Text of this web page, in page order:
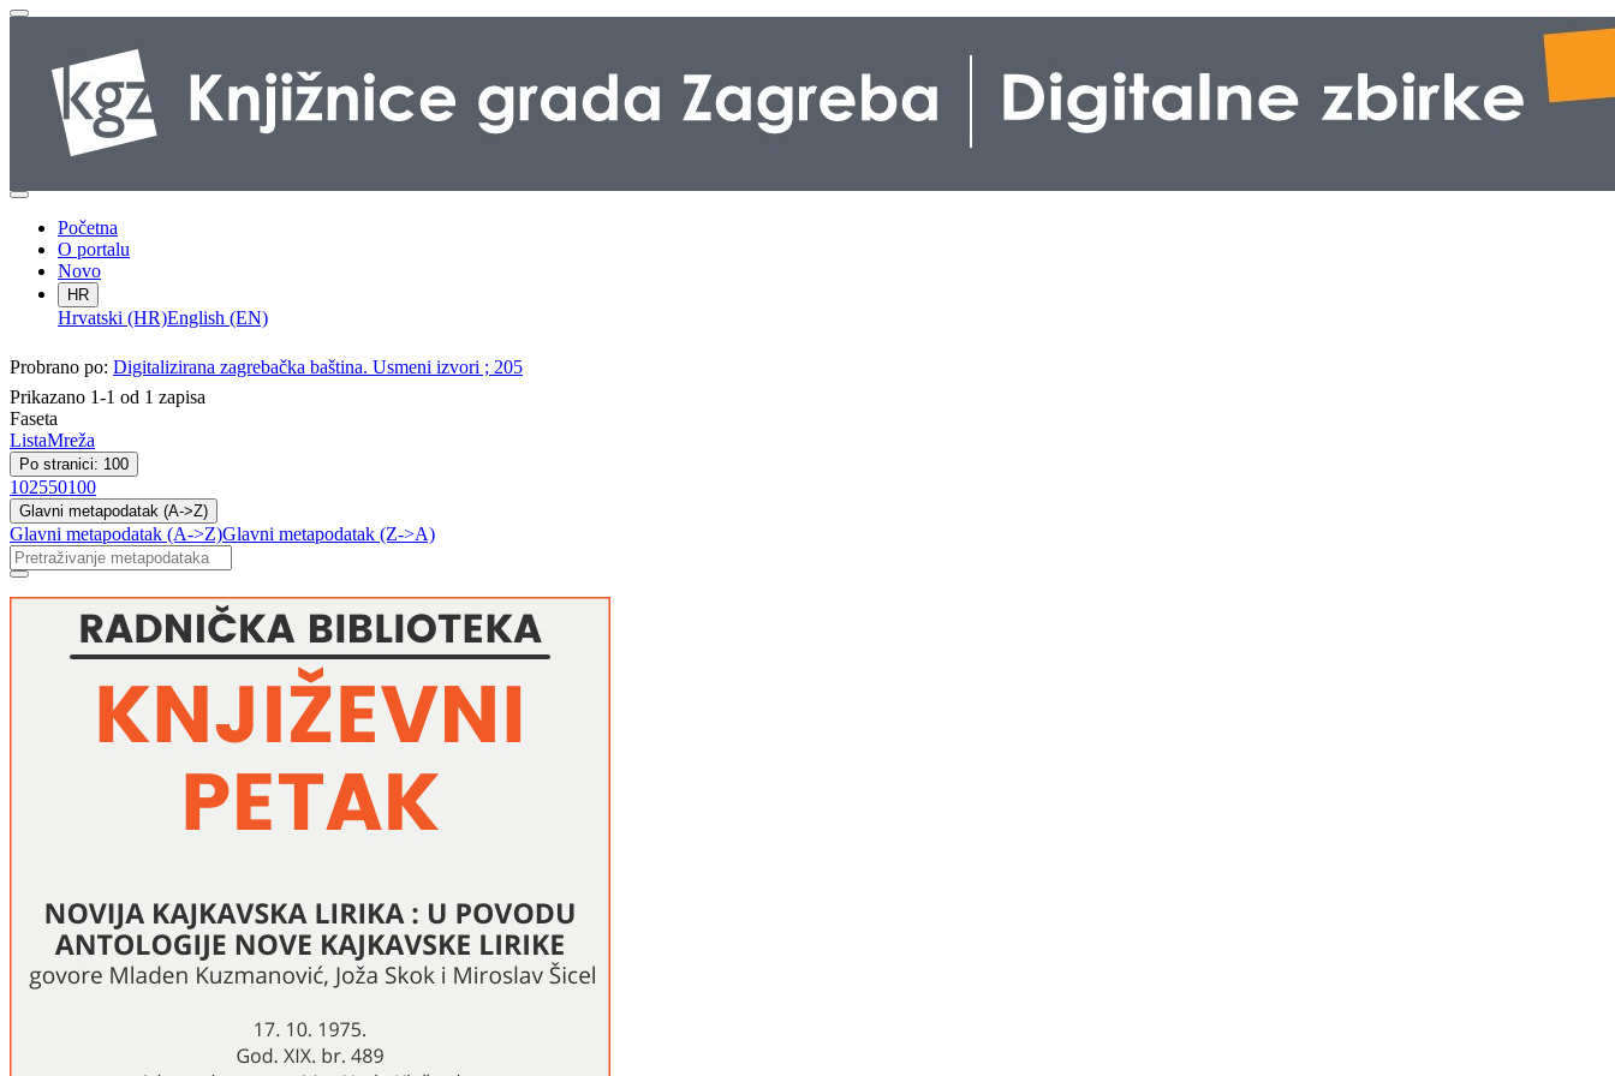
Početna
O portalu
Novo
HR
Hrvatski (HR)English (EN)
Probrano po: Digitalizirana zagrebačka baština. Usmeni izvori ; 205
Prikazano 1-1 od 1 zapisa
Faseta
ListaMreža
Po stranici: 100
102550100
Glavni metapodatak (A->Z)
Glavni metapodatak (A->Z)Glavni metapodatak (Z->A)